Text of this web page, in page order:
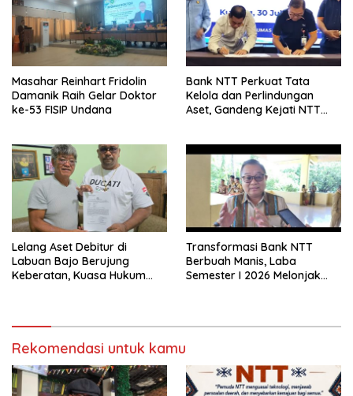
Masahar Reinhart Fridolin
Damanik Raih Gelar Doktor
ke-53 FISIP Undana
Bank NTT Perkuat Tata
Kelola dan Perlindungan
Aset, Gandeng Kejati NTT
Lelang Aset Debitur di
Labuan Bajo Berujung
Keberatan, Kuasa Hukum
Transformasi Bank NTT
Berbuah Manis, Laba
Semester I 2026 Melonjak
Rekomendasi untuk kamu